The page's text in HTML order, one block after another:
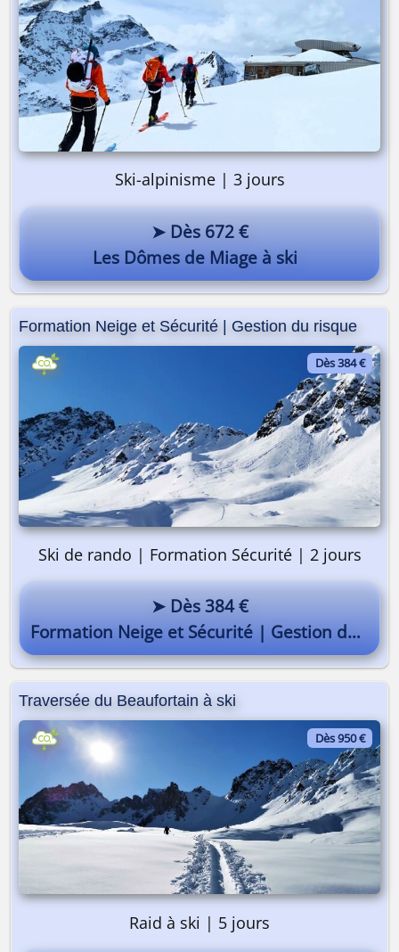
Ski-alpinisme | 3 jours
➤ Dès 672 €
Les Dômes de Miage à ski
Formation Neige et Sécurité | Gestion du risque
Dès 384 €
Ski de rando | Formation Sécurité | 2 jours
➤ Dès 384 €
Formation Neige et Sécurité | Gestion du risque
Traversée du Beaufortain à ski
Dès 950 €
Raid à ski | 5 jours